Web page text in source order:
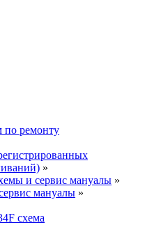
ремонту
»
и сервис мануалы »
мануалы »
схема